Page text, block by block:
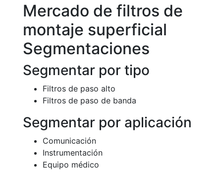
Mercado de filtros de
montaje superficial
Segmentaciones
Segmentar por tipo
Filtros de paso alto
Filtros de paso de banda
Segmentar por aplicación
Comunicación
Instrumentación
Equipo médico